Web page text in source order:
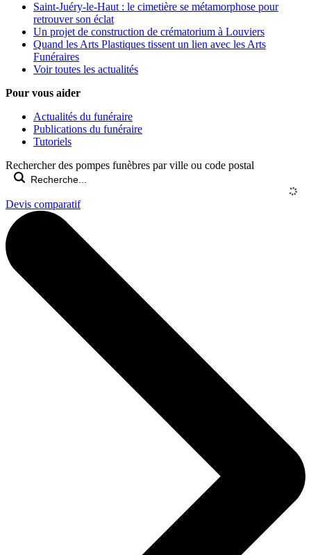
Saint-Juéry-le-Haut : le cimetière se métamorphose pour
retrouver son éclat
Un projet de construction de crématorium à Louviers
Quand les Arts Plastiques tissent un lien avec les Arts
Funéraires
Voir toutes les actualités
Pour vous aider
Actualités du funéraire
Publications du funéraire
Tutoriels
Rechercher des pompes funèbres par ville ou code postal
Devis comparatif